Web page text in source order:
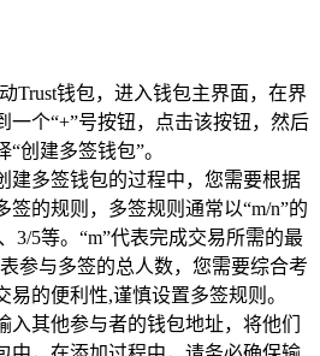
Trust钱包，进入钱包主界面，在界
一个“+”号按钮，点击该按钮，然后
创建多签钱包”。
建多签钱包的过程中，您需要根据
签的规则，多签规则通常以“m/n”的
3/5等。“m”代表完成交易所需的最
参与多签的总人数，您需要综合考
易的便利性,谨慎设置多签规则。
入其他参与者的钱包地址，将他们